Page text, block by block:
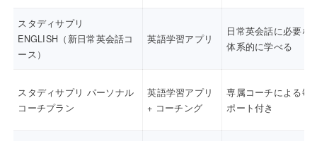
スタディサプリ
ENGLISH（新日常英会話コ
ース）
英語学習アプリ
日常英会話に必要な
体系的に学べる
スタディサプリ パーソナル
コーチプラン
英語学習アプリ
+ コーチング
専属コーチによる毎
ポート付き